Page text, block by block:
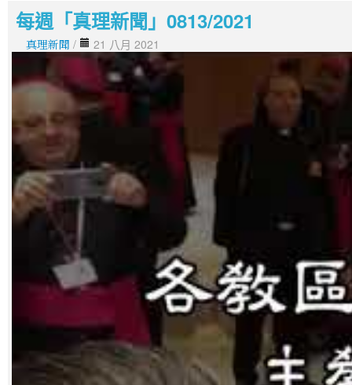
每週「真理新聞」0813/2021
真理新聞 / 21 八月 2021